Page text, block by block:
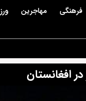
فرهنگی مهاجرین
افغانستان